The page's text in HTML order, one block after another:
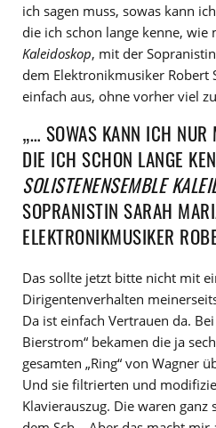
ich sagen muss, sowas kann
die ich schon lange kenne, wie
Kaleidoskop, mit der
dem Elektronikmusiker Robert
einfach aus, ohne vorher viel
„… SOWAS KANN ICH NUR
DIE ICH SCHON LANGE
SOLISTENENSEMBLE
SOPRANISTIN SARAH
ELEKTRONIKMUSIKER
Das sollte jetzt bitte nicht mit
Dirigentenverhalten
Da ist einfach Vertrauen da.
Bierstrom“ bekamen die ja
gesamten „Ring“ von Wagner
Und sie filtrierten und
Klavierauszug. Die waren